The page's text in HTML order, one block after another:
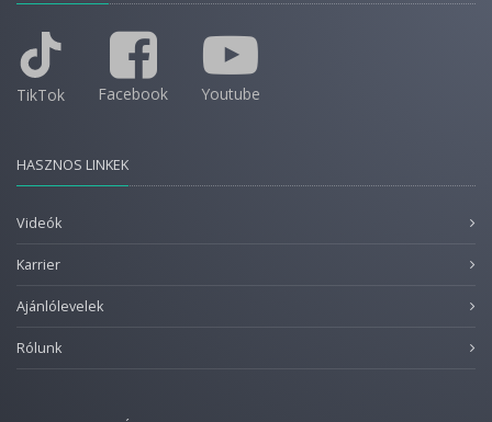
TikTok Facebook Youtube
HASZNOS LINKEK
Videók
Karrier
Ajánlólevelek
Rólunk